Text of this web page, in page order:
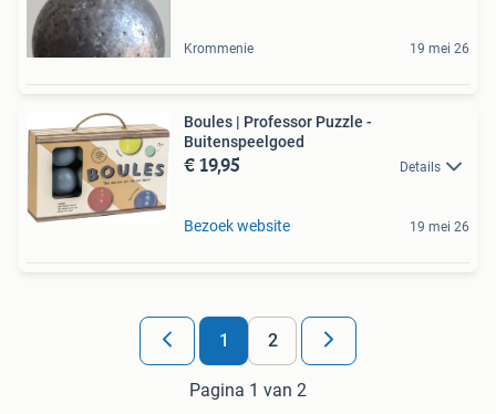
Krommenie 19 mei 26
Boules | Professor Puzzle -
Buitenspeelgoed
€ 19,95 Details
Bezoek website 19 mei 26
1 2
Pagina 1 van 2